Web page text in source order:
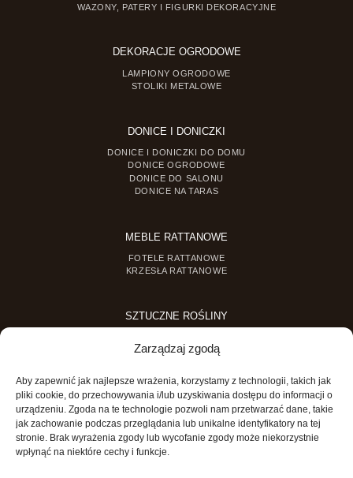
Zarządzaj zgodą
Aby zapewnić jak najlepsze wrażenia, korzystamy z technologii, takich jak
pliki cookie, do przechowywania i/lub uzyskiwania dostępu do informacji o
urządzeniu. Zgoda na te technologie pozwoli nam przetwarzać dane, takie
jak zachowanie podczas przeglądania lub unikalne identyfikatory na tej
stronie. Brak wyrażenia zgody lub wycofanie zgody może niekorzystnie
wpłynąć na niektóre cechy i funkcje.
WAZONY, PATERY I FIGURKI DEKORACYJNE
DEKORACJE OGRODOWE
LAMPIONY OGRODOWE
STOLIKI METALOWE
DONICE I DONICZKI
DONICE I DONICZKI DO DOMU
DONICE OGRODOWE
DONICE DO SALONU
DONICE NA TARAS
MEBLE RATTANOWE
FOTELE RATTANOWE
KRZESŁA RATTANOWE
SZTUCZNE ROŚLINY
SZTUCZNE ROŚLINY DONICZKOWE
MINI OGRODY
MINI OGRÓD DLA DZIECI